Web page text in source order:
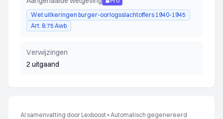
Wet uitkeringen burger-oorlogsslachtoffers 1940-1945
Art. 8:75 Awb
Verwijzingen
2 uitgaand
AI samenvatting door Lexboost • Automatisch gegenereerd